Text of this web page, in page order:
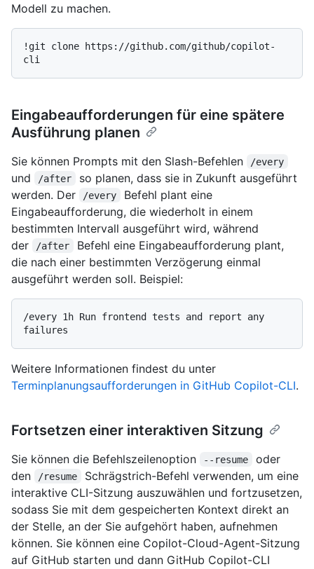
Modell zu machen.
!git clone https://github.com/github/copilot-
Eingabeaufforderungen für eine spätere
Ausführung planen
Sie können Prompts mit den Slash-Befehlen /every
und /after
so planen, dass sie in Zukunft ausgeführt
werden. Der
/every
Befehl plant eine
Eingabeaufforderung, die wiederholt in einem
bestimmten Intervall ausgeführt wird, während
der
/after
Befehl eine Eingabeaufforderung plant,
die nach einer bestimmten Verzögerung einmal
ausgeführt werden soll. Beispiel:
/every 1h Run frontend tests and report any
Weitere Informationen findest du unter
Terminplanungsaufforderungen in GitHub Copilot-CLI.
Fortsetzen einer interaktiven Sitzung
Sie können die Befehlszeilenoption --resume
oder
den
/resume
Schrägstrich-Befehl verwenden, um eine
interaktive CLI-Sitzung auszuwählen und fortzusetzen,
sodass Sie mit dem gespeicherten Kontext direkt an
der Stelle, an der Sie aufgehört haben, aufnehmen
können. Sie können eine Copilot-Cloud-Agent-Sitzung
auf GitHub starten und dann GitHub Copilot-CLI